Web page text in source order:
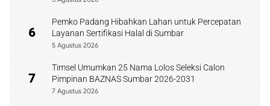
6
Pemko Padang Hibahkan Lahan untuk Percepatan
Layanan Sertifikasi Halal di Sumbar
5 Agustus 2026
7
Timsel Umumkan 25 Nama Lolos Seleksi Calon
Pimpinan BAZNAS Sumbar 2026-2031
7 Agustus 2026